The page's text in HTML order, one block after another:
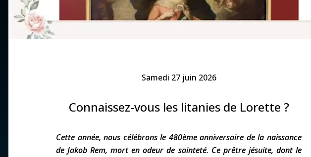
Les premiers samedis
du mois
Mes intentions de
Contact
Samedi 27 juin 2026
Connaissez-vous les litanies de Lorette ?
Cette année, nous célébrons le 480ème anniversaire de la naissance
de Jakob Rem, mort en odeur de sainteté. Ce prêtre jésuite, dont le